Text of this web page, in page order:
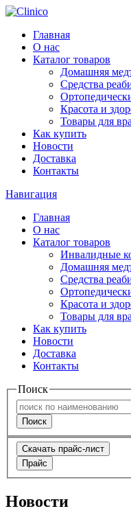
Главная
О нас
Каталог товаров
Домашняя
Средства
Красота и
Товары для
Как купить
Новости
Доставка
Контакты
Навигация
Главная
О нас
Каталог товаров
Инвалидные
Домашняя
Средства
Красота и
Товары для
Как купить
Новости
Доставка
Контакты
Поиск
Поиск
Скачать прайс-лист
Прайс
Новости